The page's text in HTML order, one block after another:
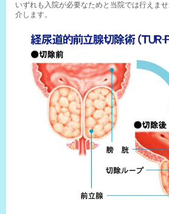
いずれも入院が必要なためと当院では行えま
介します。